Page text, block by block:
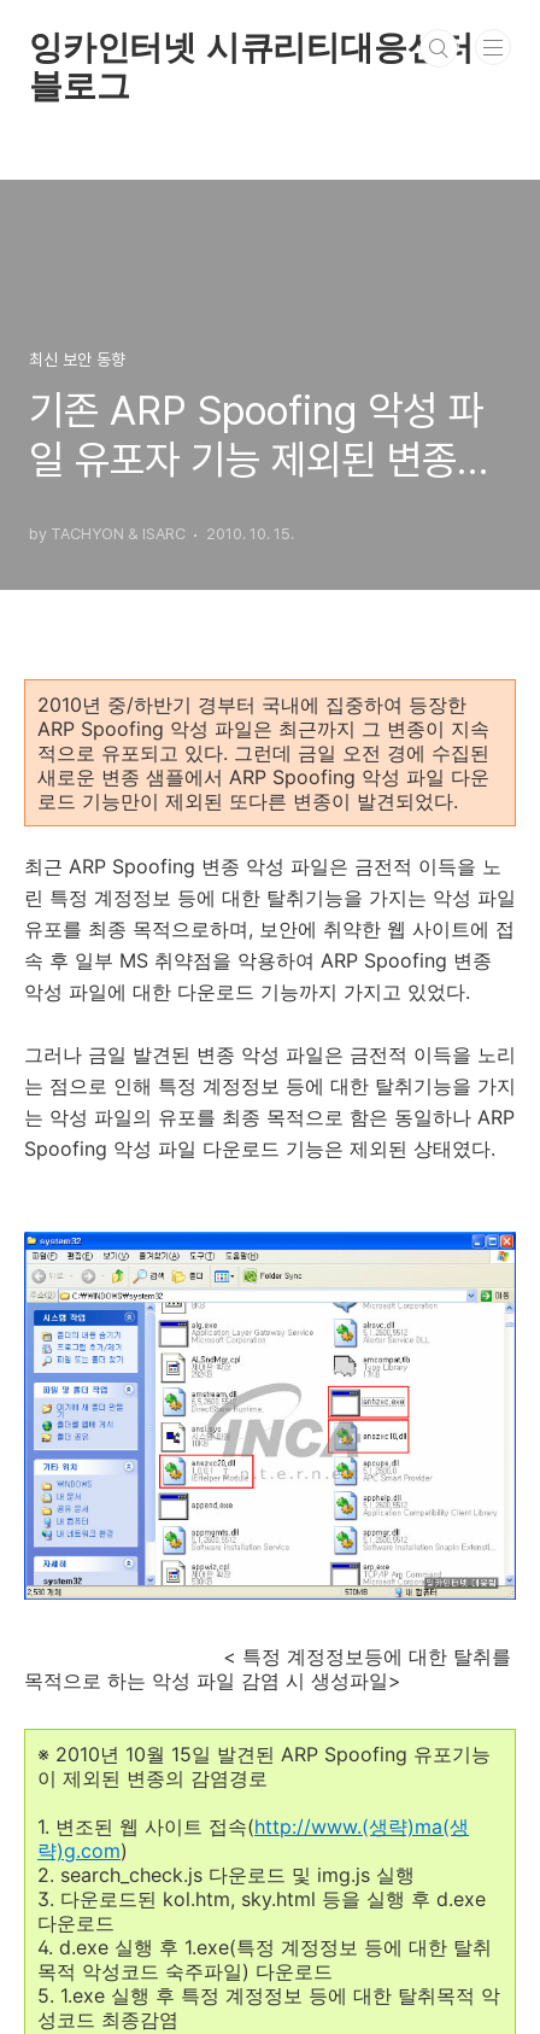
잉카인터넷 시큐리티대응센터
블로그
최신 보안 동향
기존 ARP Spoofing 악성 파
일 유포자 기능 제외된 변종으
by TACHYON & ISARC 2010. 10. 15.
2010년 중/하반기 경부터 국내에 집중하여 등장한
ARP Spoofing 악성 파일은 최근까지 그 변종이 지속
적으로 유포되고 있다. 그런데 금일 오전 경에 수집된
새로운 변종 샘플에서 ARP Spoofing 악성 파일 다운
로드 기능만이 제외된 또다른 변종이 발견되었다.
최근 ARP Spoofing 변종 악성 파일은 금전적 이득을 노
린 특정 계정정보 등에 대한 탈취기능을 가지는 악성 파일
유포를 최종 목적으로하며, 보안에 취약한 웹 사이트에 접
속 후 일부 MS 취약점을 악용하여 ARP Spoofing 변종
악성 파일에 대한 다운로드 기능까지 가지고 있었다.
그러나 금일 발견된 변종 악성 파일은 금전적 이득을 노리
는 점으로 인해 특정 계정정보 등에 대한 탈취기능을 가지
는 악성 파일의 유포를 최종 목적으로 함은 동일하나 ARP
Spoofing 악성 파일 다운로드 기능은 제외된 상태였다.
< 특정 계정정보등에 대한 탈취를
목적으로 하는 악성 파일 감염 시 생성파일>
※ 2010년 10월 15일 발견된 ARP Spoofing 유포기능
이 제외된 변종의 감염경로
1. 변조된 웹 사이트 접속(http://www.(생략)ma(생
략)g.com)
2. search_check.js 다운로드 및 img.js 실행
3. 다운로드된 kol.htm, sky.html 등을 실행 후 d.exe
다운로드
4. d.exe 실행 후 1.exe(특정 계정정보 등에 대한 탈취
목적 악성코드 숙주파일) 다운로드
5. 1.exe 실행 후 특정 계정정보 등에 대한 탈취목적 악
성코드 최종감염